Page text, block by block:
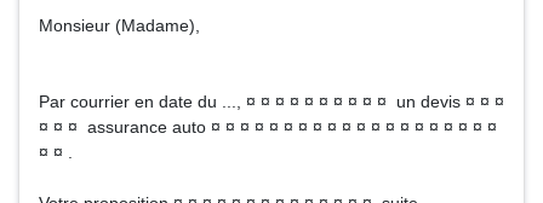
Monsieur (Madame),
Par courrier en date du ..., ¤ ¤ ¤ ¤ ¤ ¤ ¤ ¤ ¤ ¤ un devis ¤ ¤ ¤
¤ ¤ ¤ assurance auto ¤ ¤ ¤ ¤ ¤ ¤ ¤ ¤ ¤ ¤ ¤ ¤ ¤ ¤ ¤ ¤ ¤ ¤ ¤ ¤
¤ ¤ .